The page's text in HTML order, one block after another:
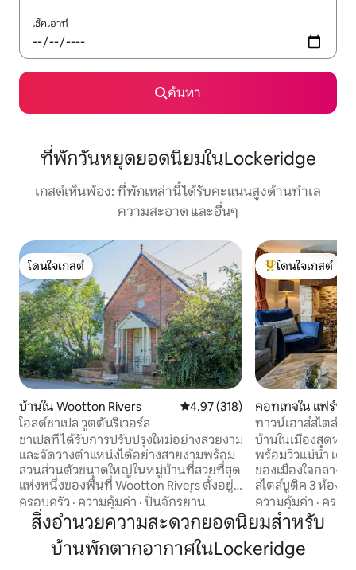
เช็คเอาท์
ค้นหา
ที่พักวันหยุดยอดนิยมในLockeridge
เกสต์เห็นพ้อง: ที่พักเหล่านี้ได้รับคะแนนสูงด้านทำเล
ความสะอาด และอื่นๆ
โดนใจเกสต์
โดนใจเกสต์
บ้านใน Wootton Rivers คะแนนเฉลี่ย 4.97 จาก 5, 318 รีวิว
4.97 (318)
โอลด์ชาเปล วูตตันริเวอร์ส
ชาเปลที่ได้รับการปรับปรุงใหม่อย่างสวยงาม
และจัดวางตำแหน่งได้อย่างสวยงามพร้อม
สวนส่วนตัวขนาดใหญ่ในหมู่บ้านที่สวยที่สุด
แห่งหนึ่งของพื้นที่ Wootton Rivers ตั้งอยู่
ใน North Wessex Downs Area ที่มีความ
สวยงามทางธรรมชาติที่โดดเด่นพร้อมกับ
การเดินที่สวยงามไปตามคลอง Kennet &
Avon, Ridgeway และป่า Savernake
ครอบครัว · ความคุ้มค่า · ปั่นจักรยาน
โดนใจเกสต์ที่สุด
โดนใจเกสต์
คอทเทจใน แฟร์ฟ
ทาวน์เฮาส์สไตล์จอ
เมืองคอตส์วอลด์
บ้านในเมืองสุดหรู
พร้อมวิวแม่น้ำ เดิมเป็นที่ทำการไปรษณีย์
ของเมืองใจกลางแฟร์ฟอร์
สไตล์บูติค 3 ห้องห้
ห้องครัวขนาดให
พื้นที่นั่งเล่นกว้างข
ใหญ่ สวนผนังหินสวยล้อมรอบ เราอยู่ติดกับ
อินน์ในศตวรรษที่
เลือกมากมายในบ
ความคุ้มค่า · ครอบ
สิ่งอำนวยความสะดวกยอดนิยมสำหรับ
บ้านพักตากอากาศในLockeridge